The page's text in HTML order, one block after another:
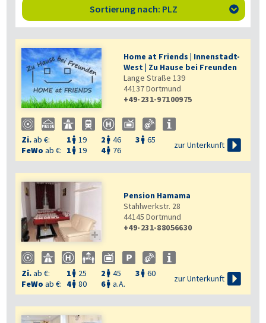
Sortierung nach: PLZ 
Home at Friends | Innenstadt-
West | Zu Hause bei Freunden
Lange Straße 139
44137Dortmund
+49-231-97100975
Zi.ab €: 1  19 2  46 3  65
FeWo ab €: 1  19 4 76
zur Unterkunft 

Pension Hamama
Stahlwerkstr. 28
44145 Dortmund
+49-231-88056630
Zi.ab €: 1  25 2  45 3  60
FeWo ab €: 4 80 6 a.A.
zur Unterkunft 